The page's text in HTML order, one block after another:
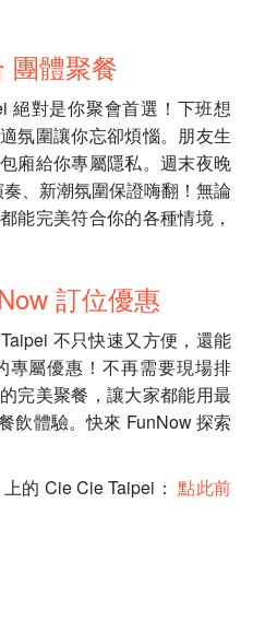
團體聚餐
絕對是你聚會首選！下班想
氛圍讓你忘卻煩惱。朋友生
廂給你專屬隱私。週末夜晚
、新潮氛圍保證嗨翻！無論
能完美符合你的各種情境，
訂位優惠
不只快速又方便，還能
專屬優惠！不再需要現場排
完美聚餐，讓大家都能用最
飲體驗。快來 FunNow 探索
的 Cie Cie Taipei：點此前